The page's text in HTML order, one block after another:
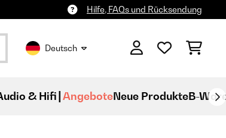
Hilfe, FAQs und Rücksendung
Deutsch
& Hifi AngeboteNeue ProdukteB-